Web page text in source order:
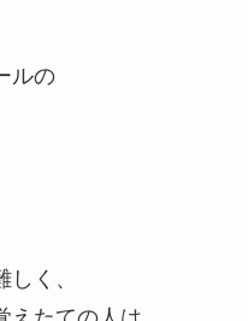
ルの
く、